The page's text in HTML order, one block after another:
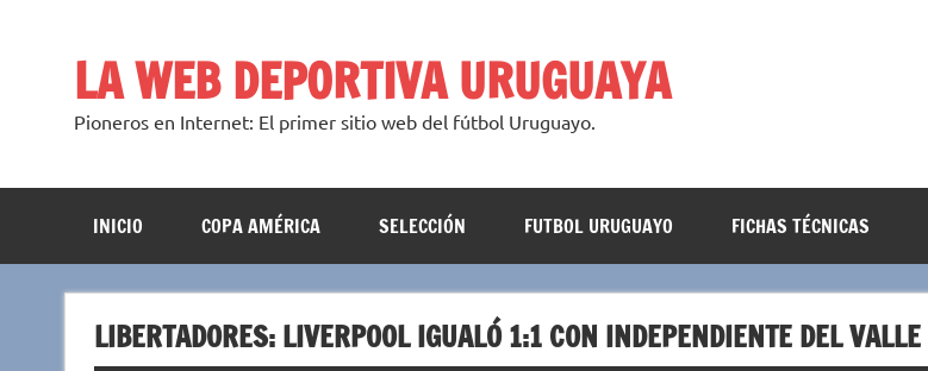
LA WEB DEPORTIVA URUGUAYA
Pioneros en Internet: El primer sitio web del fútbol Uruguayo.
INICIO COPA AMÉRICA SELECCIÓN FUTBOL URUGUAYO FICHAS TÉCNICAS
LIBERTADORES: LIVERPOOL IGUALÓ 1:1 CON INDEPENDIENTE DEL VALLE